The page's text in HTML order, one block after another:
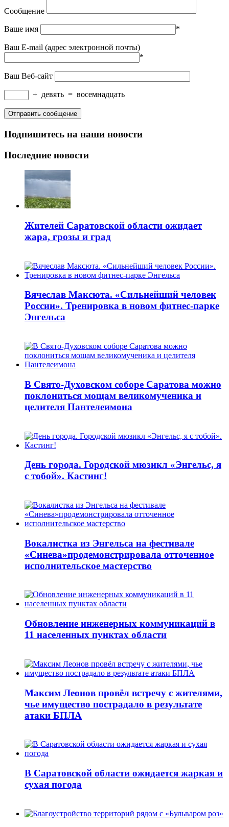
Сообщение
Ваше имя *
Ваш E-mail (адрес электронной почты)
*
Ваш Веб-сайт
+ девять = восемнадцать
Подпишитесь на наши новости
Последние новости
Жителей Саратовской области ожидает
жара, грозы и град
Вячеслав Максюта. «Сильнейший человек
России». Тренировка в новом фитнес-парке
Энгельса
В Свято-Духовском соборе Саратова можно
поклониться мощам великомученика и
целителя Пантелеимона
День города. Городской мюзикл «Энгельс, я
с тобой». Кастинг!
Вокалистка из Энгельса на фестивале
«Синева»продемонстрировала отточенное
исполнительское мастерство
Обновление инженерных коммуникаций в
11 населенных пунктах области
Максим Леонов провёл встречу с жителями,
чье имущество пострадало в результате
атаки БПЛА
В Саратовской области ожидается жаркая и
сухая погода